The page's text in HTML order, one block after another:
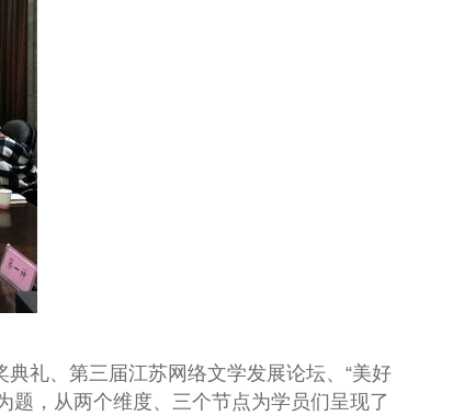
礼、第三届江苏网络文学发展论坛、“美好
题，从两个维度、三个节点为学员们呈现了